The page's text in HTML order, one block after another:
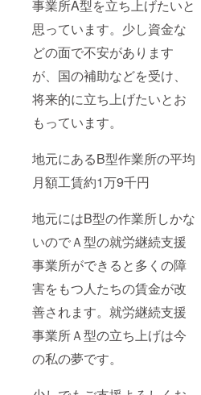
事業所A型を立ち上げたいと
思っています。少し資金な
どの面で不安があります
が、国の補助などを受け、
将来的に立ち上げたいとお
もっています。
地元にあるB型作業所の平均
月額工賃約1万9千円
地元にはB型の作業所しかな
いのでＡ型の就労継続支援
事業所ができると多くの障
害をもつ人たちの賃金が改
善されます。就労継続支援
事業所Ａ型の立ち上げは今
の私の夢です。